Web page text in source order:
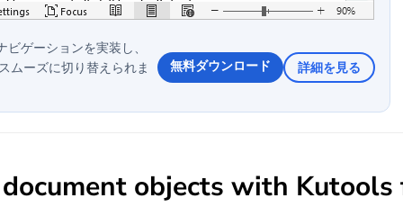
ゲーションを実装し、
ムーズに切り替えられま
無料ダウンロード 詳細を見る
objects with